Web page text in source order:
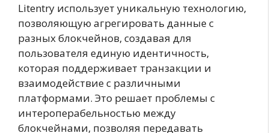
Litentry использует уникальную технологию,
позволяющую агрегировать данные с
разных блокчейнов, создавая для
пользователя единую идентичность,
которая поддерживает транзакции и
взаимодействие с различными
платформами. Это решает проблемы с
интероперабельностью между
блокчейнами, позволяя передавать